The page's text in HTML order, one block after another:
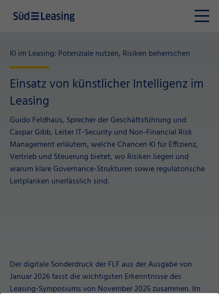
KI im Leasing: Potenziale nutzen, Risiken beherrschen
Einsatz von künstlicher Intelligenz im
Leasing
Guido Feldhaus, Sprecher der Geschäftsführung und
Caspar Gibb, Leiter IT-Security und Non-Financial Risk
Management erläutern, welche Chancen KI für Effizienz,
Vertrieb und Steuerung bietet, wo Risiken liegen und
warum klare Governance-Strukturen sowie regulatorische
Leitplanken unerlässlich sind.
Der digitale Sonderdruck der FLF aus der Ausgabe von
Januar 2026 fasst die wichtigsten Erkenntnisse des
Leasing-Symposiums von November 2025 zusammen. Im